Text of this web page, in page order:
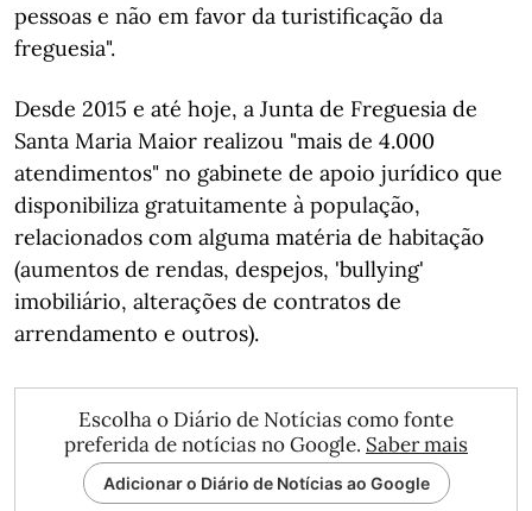
pessoas e não em favor da turistificação da
freguesia".
Desde 2015 e até hoje, a Junta de Freguesia de
Santa Maria Maior realizou "mais de 4.000
atendimentos" no gabinete de apoio jurídico que
disponibiliza gratuitamente à população,
relacionados com alguma matéria de habitação
(aumentos de rendas, despejos, 'bullying'
imobiliário, alterações de contratos de
arrendamento e outros).
Escolha o Diário de Notícias como fonte
preferida de notícias no Google. Saber mais
Adicionar o Diário de Notícias ao Google